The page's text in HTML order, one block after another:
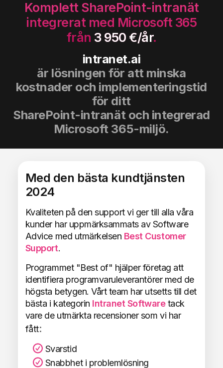
Komplett SharePoint-intranät
integrerat med Microsoft 365
från 3 950 €/år.
intranet.ai
är lösningen för att minska
kostnader och implementeringstid
för ditt
SharePoint-intranät och integrerad
Microsoft 365-miljö.
Med den bästa kundtjänsten
2024
Kvaliteten på den support vi ger till alla våra
kunder har uppmärksammats av Software
Advice med utmärkelsen Best Customer
Support.
Programmet "Best of" hjälper företag att
identifiera programvaruleverantörer med de
högsta betygen. Vårt team har utsetts till det
bästa i kategorin Intranet Softwaretack
vare de utmärkta recensioner som vi har
fått:
Svarstid
Snabbhet i problemlösning